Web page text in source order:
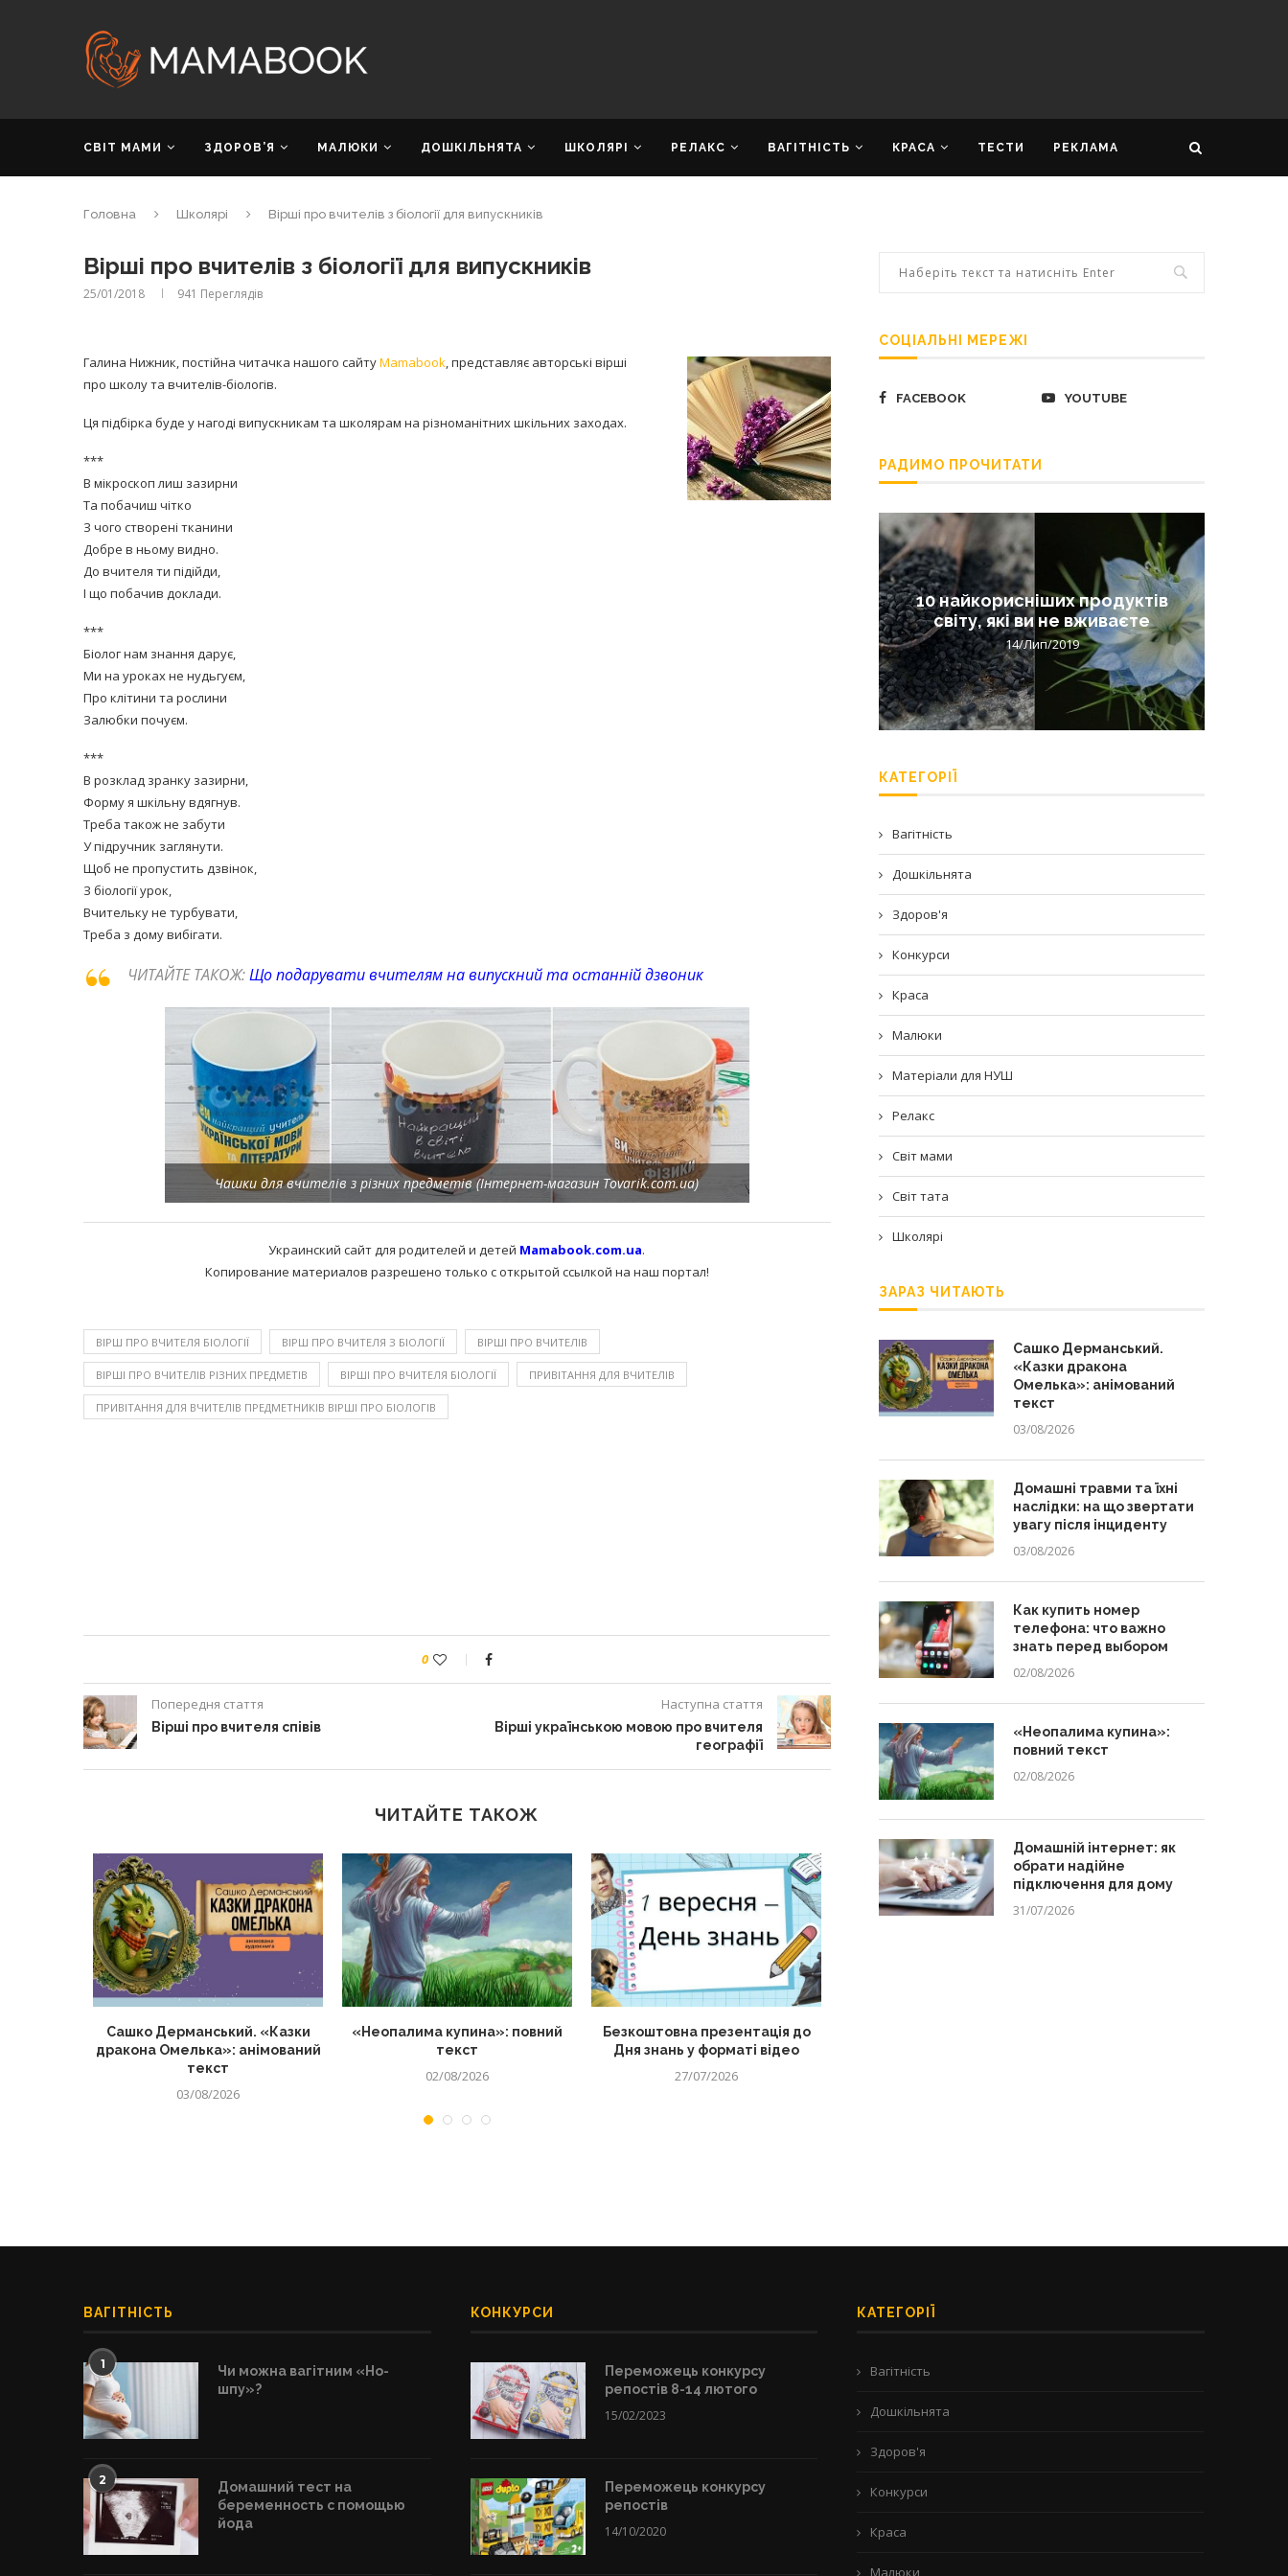
СВІТ МАМИ ЗДОРОВ’Я МАЛЮКИ ДОШКІЛЬНЯТА ШКОЛЯРІ РЕЛАКС ВАГІТНІСТЬ КРАСА ТЕСТИ РЕКЛАМА
Головна Школярі Вірші про вчителів з біології для випускників
Вірші про вчителів з біології для випускників
25/01/2018 941 Переглядів
Галина Нижник, постійна читачка нашого сайтуMamabook, представляє авторські вірші
про школу та вчителів-біологів.
Ця підбірка буде у нагоді випускникам та школярам на різноманітних шкільних заходах.
***
В мікроскоп лиш зазирни
Та побачиш чітко
З чого створені тканини
Добре в ньому видно.
До вчителя ти підійди,
І що побачив доклади.
***
Біолог нам знання дарує,
Ми на уроках не нудьгуєм,
Про клітини та рослини
Залюбки почуєм.
***
В розклад зранку зазирни,
Форму я шкільну вдягнув.
Треба також не забути
У підручник заглянути.
Щоб не пропустить дзвінок,
З біології урок,
Вчительку не турбувати,
Треба з дому вибігати.
ЧИТАЙТЕ ТАКОЖ:Що подарувати вчителям на випускний та останній дзвоник
Чашки для вчителів з різних предметів (Інтернет-магазин Tovarik.com.ua)
Украинский сайт для родителей и детей Mamabook.com.ua.
Копирование материалов разрешено только с открытой ссылкой на наш портал!
ВІРШ ПРО ВЧИТЕЛЯ БІОЛОГІЇ ВІРШ ПРО ВЧИТЕЛЯ З БІОЛОГІЇ ВІРШІ ПРО ВЧИТЕЛІВ
ВІРШІ ПРО ВЧИТЕЛІВ РІЗНИХ ПРЕДМЕТІВ ВІРШІ ПРО ВЧИТЕЛЯ БІОЛОГІЇ ПРИВІТАННЯ ДЛЯ ВЧИТЕЛІВ
ПРИВІТАННЯ ДЛЯ ВЧИТЕЛІВ ПРЕДМЕТНИКІВ ВІРШІ ПРО БІОЛОГІВ
0
Попередня стаття
Вірші про вчителя співів
Наступна стаття
Вірші українською мовою про вчителя
географії
ЧИТАЙТЕ ТАКОЖ
Сашко Дерманський. «Казки
дракона Омелька»: анімований
текст
03/08/2026
«Неопалима купина»: повний
текст
02/08/2026
Безкоштовна презентація до
Дня знань у форматі відео
27/07/2026
СОЦІАЛЬНІ МЕРЕЖІ
FACEBOOK YOUTUBE
РАДИМО ПРОЧИТАТИ
принимать
30/Січ/2021
10 найкорисніших продуктів
світу, які ви не вживаєте
14/Лип/2019
КАТЕГОРІЇ
Вагітність
Дошкільнята
Здоров'я
Конкурси
Краса
Малюки
Матеріали для НУШ
Релакс
Світ мами
Світ тата
Школярі
ЗАРАЗ ЧИТАЮТЬ
Сашко Дерманський.
«Казки дракона
Омелька»: анімований
текст
03/08/2026
Домашні травми та їхні
наслідки: на що звертати
увагу після інциденту
03/08/2026
Как купить номер
телефона: что важно
знать перед выбором
02/08/2026
«Неопалима купина»:
повний текст
02/08/2026
Домашній інтернет: як
обрати надійне
підключення для дому
31/07/2026
ВАГІТНІСТЬ
1
Чи можна вагітним «Но-
шпу»?
2
Домашний тест на
беременность с помощью
йода
КОНКУРСИ
Переможець конкурсу
репостів 8-14 лютого
15/02/2023
Переможець конкурсу
репостів
14/10/2020
КАТЕГОРІЇ
Вагітність
Дошкільнята
Здоров'я
Конкурси
Краса
Малюки